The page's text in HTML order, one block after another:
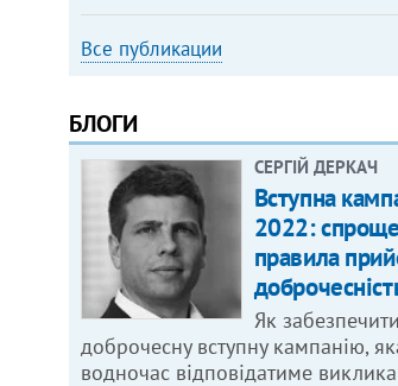
Все публикации
БЛОГИ
СЕРГІЙ ДЕРКАЧ
Вступна
2022:
правила
Як забезпечити
доброчесну вступну кампанію,
водночас відповідатиме